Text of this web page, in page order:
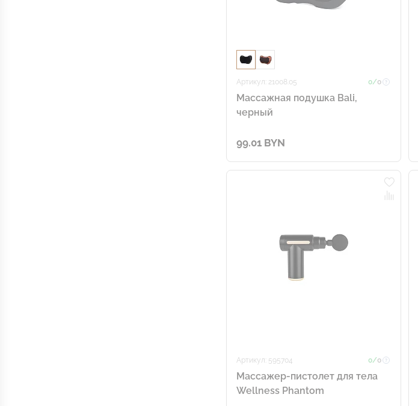
Артикул: 21008.05 0/0
Массажная подушка Bali,
черный
99.01 BYN
Артикул: 595704 0/0
Массажер-пистолет для тела
Wellness Phantom